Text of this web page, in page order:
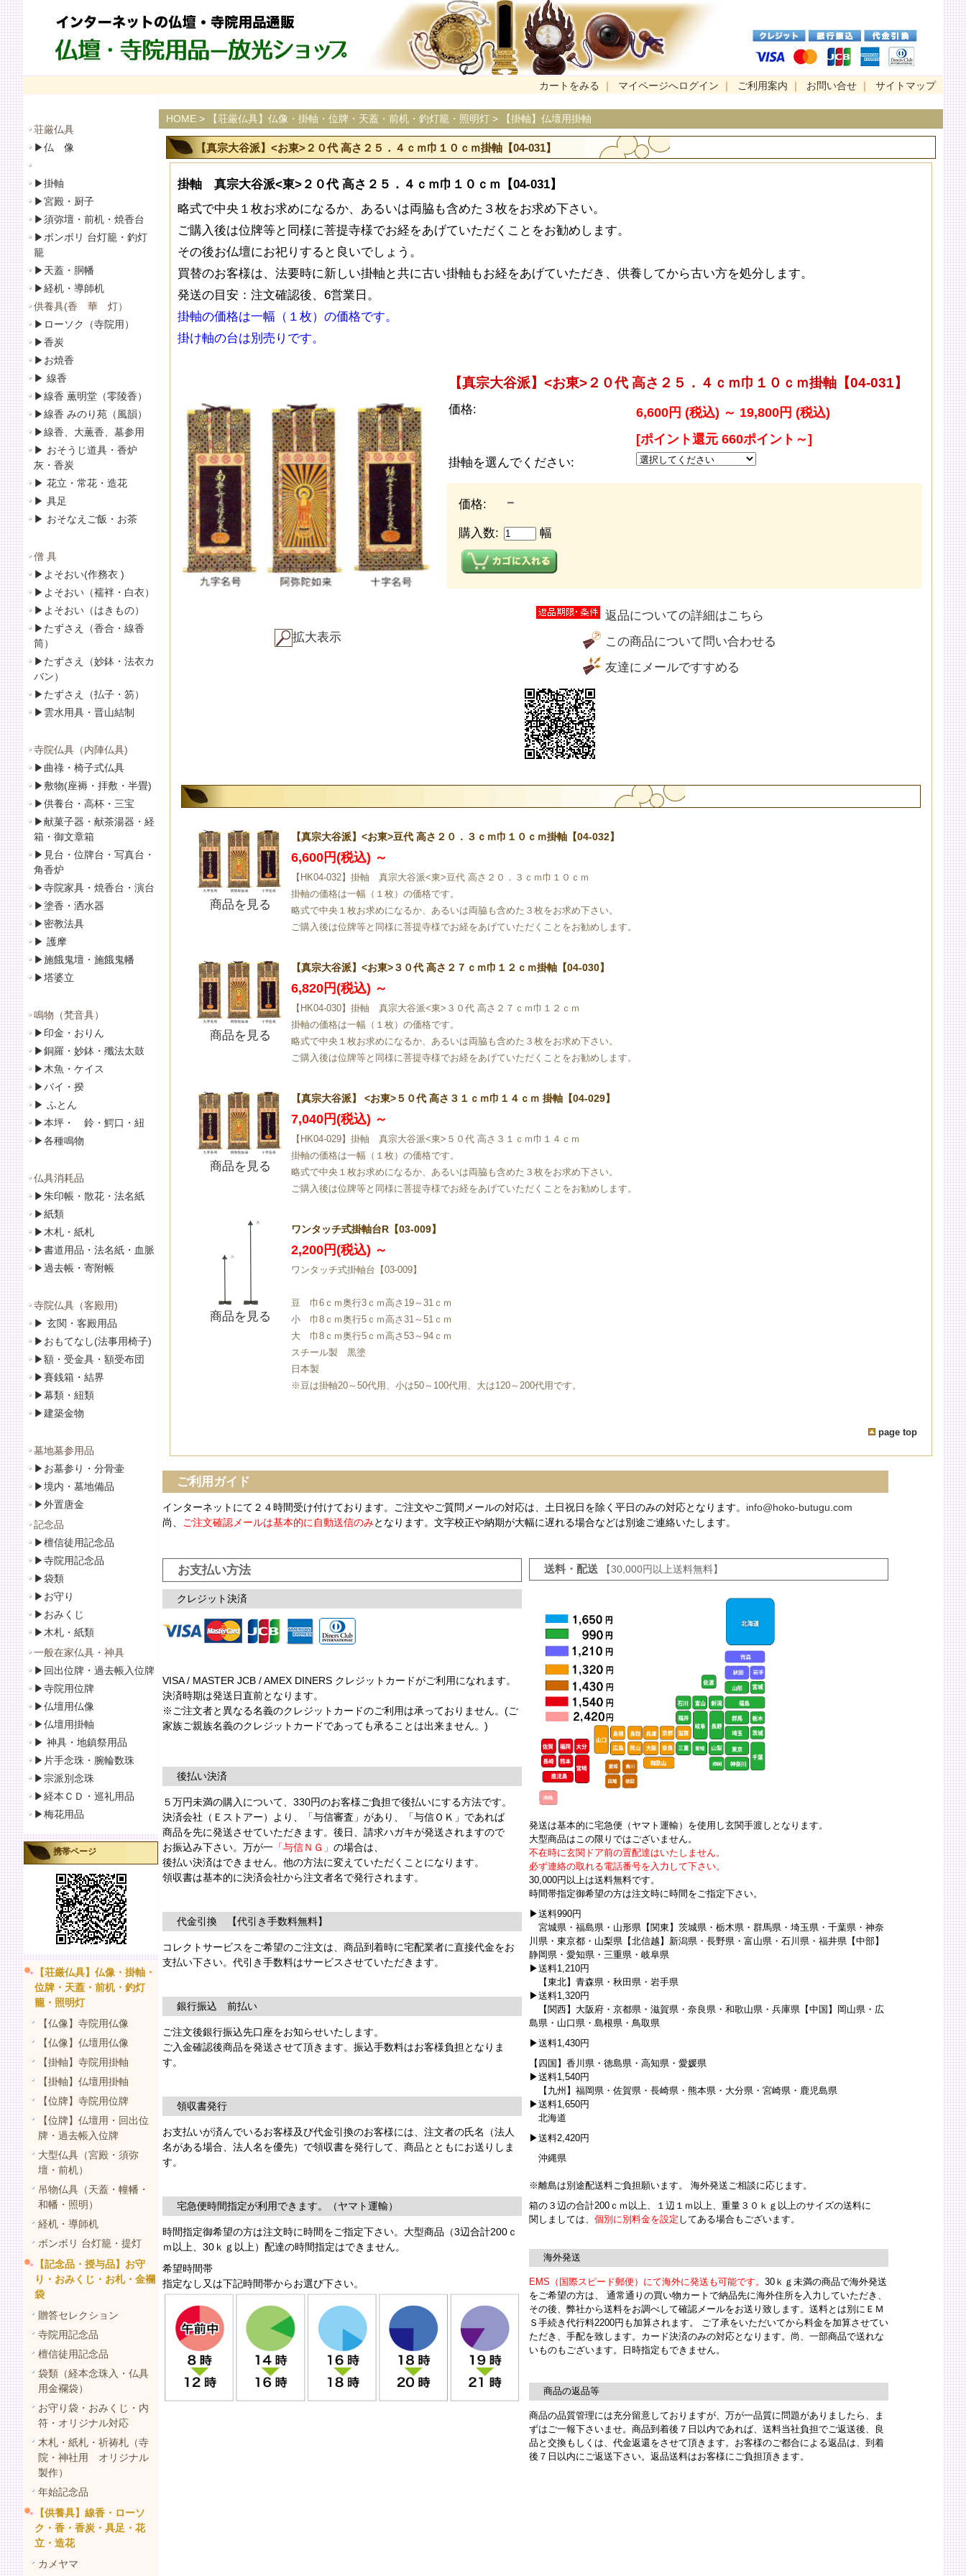
カートをみる ｜ マイページへログイン ｜ ご利用案内 ｜ お問い合せ ｜ サイトマップ
荘厳仏具
▶仏 像
▶掛軸
▶宮殿・厨子
▶須弥壇・前机・焼香台
▶ ボンボリ 台灯籠・釣灯
籠
▶ 天蓋・胴幡
▶経机・導師机
供養具(香 華 灯）
▶ ローソク（寺院用）
▶香炭
▶ お焼香
▶ 線香
▶線香 薫明堂（零陵香）
▶線香 みのり苑（風韻）
▶線香、大薫香、墓参用
▶ おそうじ道具・香炉
灰・香炭
▶ 花立・常花・造花
▶ 具足
▶ おそなえご飯・お茶
僧 具
▶ よそおい(作務衣 )
▶ よそおい（襦袢・白衣）
▶ よそおい（はきもの）
▶ たずさえ（香合・線香
筒）
▶ たずさえ（妙鉢・法衣カ
バン）
▶ たずさえ（払子・笏）
▶ 雲水用具・晋山結制
寺院仏具（内陣仏具)
▶ 曲祿・椅子式仏具
▶ 敷物(座褥・拝敷・半畳)
▶供養台・高杯・三宝
▶献菓子器・献茶湯器・経
箱・御文章箱
▶ 見台・位牌台・写真台・
角香炉
▶寺院家具・焼香台・演台
▶塗香・洒水器
▶ 密教法具
▶ 護摩
▶施餓鬼壇・施餓鬼幡
▶塔婆立
鳴物（梵音具）
▶ 印金・おりん
▶銅羅・妙鉢・殲法太鼓
▶ 木魚・ケイス
▶バイ・揆
▶ ふとん
▶本坪・ 鈴・鰐口・紐
▶各種鳴物
仏具消耗品
▶朱印帳・散花・法名紙
▶紙類
▶ 木札・紙札
▶書道用品・法名紙・血脈
▶過去帳・寄附帳
寺院仏具（客殿用)
▶ 玄関・客殿用品
▶ おもてなし(法事用椅子)
▶額・受金具・額受布団
▶賽銭箱・結界
▶幕類・紐類
▶建築金物
墓地墓参用品
▶ お墓参り・分骨壷
▶境内・墓地備品
▶外置唐金
記念品
▶檀信徒用記念品
▶寺院用記念品
▶袋類
▶ お守り
▶おみくじ
▶ 木札・紙類
一般在家仏具・神具
▶ 回出位牌・過去帳入位牌
▶寺院用位牌
▶仏壇用仏像
▶仏壇用掛軸
▶ 神具・地鎮祭用品
▶ 片手念珠・腕輪数珠
▶ 宗派別念珠
▶経本ＣＤ・巡礼用品
▶梅花用品
携帯ページ
【荘厳仏具】仏像・掛軸・
位牌・天蓋・前机・釣灯
籠・照明灯
【仏像】寺院用仏像
【仏像】仏壇用仏像
【掛軸】寺院用掛軸
【掛軸】仏壇用掛軸
【位牌】寺院用位牌
【位牌】仏壇用・回出位
牌・過去帳入位牌
大型仏具（宮殿・須弥
壇・前机）
吊物仏具（天蓋・幢幡・
和幡・照明）
経机・導師机
ボンボリ 台灯籠・提灯
【記念品・授与品】お守
り・おみくじ・お札・金襴
袋
贈答セレクション
寺院用記念品
檀信徒用記念品
袋類（経本念珠入・仏具
用金襴袋）
お守り袋・おみくじ・内
符・オリジナル対応
木札・紙札・祈祷札（寺
院・神社用 オリジナル
製作）
年始記念品
【供養具】線香・ローソ
ク・香・香炭・具足・花
立・造花
カメヤマ
HOME > 【荘厳仏具】仏像・掛軸・位牌・天蓋・前机・釣灯籠・照明灯 > 【掛軸】仏壇用掛軸
【真宗大谷派】<お東>２０代 高さ２５．４ｃｍ巾１０ｃｍ掛軸【04-031】
掛軸 真宗大谷派<東>２０代 高さ２５．４ｃｍ巾１０ｃｍ【04-031】
略式で中央１枚お求めになるか、あるいは両脇も含めた３枚をお求め下さい。
ご購入後は位牌等と同様に菩提寺様でお経をあげていただくことをお勧めします。
その後お仏壇にお祀りすると良いでしょう。
買替のお客様は、法要時に新しい掛軸と共に古い掛軸もお経をあげていただき、供養してから古い方を処分します。
発送の目安：注文確認後、6営業日。
掛軸の価格は一幅（１枚）の価格です。
掛け軸の台は別売りです。
拡大表示
【真宗大谷派】<お東>２０代 高さ２５．４ｃｍ巾１０ｃｍ掛軸【04-031】
価格: 6,600円 (税込) ～ 19,800円 (税込)
[ポイント還元 660ポイント～]
掛軸を選んでください:
価格: －
購入数: 幅
返品についての詳細はこちら
この商品について問い合わせる
友達にメールですすめる
商品を見る
【真宗大谷派】<お東>豆代 高さ２０．３ｃｍ巾１０ｃｍ掛軸【04-032】
6,600円(税込) ～
【HK04-032】掛軸 真宗大谷派<東>豆代 高さ２０．３ｃｍ巾１０ｃｍ
掛軸の価格は一幅（１枚）の価格です。
略式で中央１枚お求めになるか、あるいは両脇も含めた３枚をお求め下さい。
ご購入後は位牌等と同様に菩提寺様でお経をあげていただくことをお勧めします。
商品を見る
【真宗大谷派】<お東>３０代 高さ２７ｃｍ巾１２ｃｍ掛軸【04-030】
6,820円(税込) ～
【HK04-030】掛軸 真宗大谷派<東>３０代 高さ２７ｃｍ巾１２ｃｍ
掛軸の価格は一幅（１枚）の価格です。
略式で中央１枚お求めになるか、あるいは両脇も含めた３枚をお求め下さい。
ご購入後は位牌等と同様に菩提寺様でお経をあげていただくことをお勧めします。
商品を見る
【真宗大谷派】 <お東>５０代 高さ３１ｃｍ巾１４ｃｍ 掛軸【04-029】
7,040円(税込) ～
【HK04-029】掛軸 真宗大谷派<東>５０代 高さ３１ｃｍ巾１４ｃｍ
掛軸の価格は一幅（１枚）の価格です。
略式で中央１枚お求めになるか、あるいは両脇も含めた３枚をお求め下さい。
ご購入後は位牌等と同様に菩提寺様でお経をあげていただくことをお勧めします。
商品を見る
ワンタッチ式掛軸台R【03-009】
2,200円(税込) ～
ワンタッチ式掛軸台【03-009】
豆 巾6ｃｍ奥行3ｃｍ高さ19～31ｃｍ
小 巾8ｃｍ奥行5ｃｍ高さ31～51ｃｍ
大 巾8ｃｍ奥行5ｃｍ高さ53～94ｃｍ
スチール製 黒塗
日本製
※豆は掛軸20～50代用、小は50～100代用、大は120～200代用です。
page top
ご利用ガイド
インターネットにて２４時間受け付けております。ご注文やご質問メールの対応は、土日祝日を除く平日のみの対応となります。 info@hoko-butugu.com
尚、
ご注文確認メールは基本的に自動送信のみとなります。文字校正や納期が大幅に遅れる場合などは別途ご連絡いたします。
お支払い方法
クレジット決済
VISA / MASTER JCB / AMEX DINERS クレジットカードがご利用になれます。
決済時期は発送日直前となります。
※ご注文者と異なる名義のクレジットカードのご利用は承っておりません。(ご
家族ご親族名義のクレジットカードであっても承ることは出来ません。)
後払い決済
５万円未満の購入について、330円のお客様ご負担で後払いにする方法です。
決済会社（Ｅストアー）より、「与信審査」があり、「与信ＯＫ」であれば
商品を先に発送させていただきます。後日、請求ハガキが発送されますので
お振込み下さい。万が一 「与信ＮＧ」 の場合は、
後払い決済はできません。他の方法に変えていただくことになります。
領収書は基本的に決済会社から注文者名で発行されます。
代金引換 【代引き手数料無料】
コレクトサービスをご希望のご注文は、商品到着時に宅配業者に直接代金をお
支払い下さい。代引き手数料はサービスさせていただきます。
銀行振込 前払い
ご注文後銀行振込先口座をお知らせいたします。
ご入金確認後商品を発送させて頂きます。振込手数料はお客様負担となりま
す。
領収書発行
お支払いが済んでいるお客様及び代金引換のお客様には、注文者の氏名（法人
名がある場合、法人名を優先）で領収書を発行して、商品とともにお送りしま
す。
宅急便時間指定が利用できます。（ヤマト運輸）
時間指定御希望の方は注文時に時間をご指定下さい。大型商品（3辺合計200ｃ
ｍ以上、30ｋｇ以上）配達の時間指定はできません。
希望時間帯
指定なし又は下記時間帯からお選び下さい。
送料・配送 【30,000円以上送料無料】
発送は基本的に宅急便（ヤマト運輸）を使用し玄関手渡しとなります。
大型商品はこの限りではございません。
不在時に玄関ドア前の置配達はいたしません。
必ず連絡の取れる電話番号を入力して下さい。
30,000円以上は送料無料です。
時間帯指定御希望の方は注文時に時間をご指定下さい。
▶送料990円
宮城県・福島県・山形県【関東】茨城県・栃木県・群馬県・埼玉県・千葉県・神奈
川県・東京都・山梨県【北信越】新潟県・長野県・富山県・石川県・福井県【中部】
静岡県・愛知県・三重県・岐阜県
▶送料1,210円
【東北】青森県・秋田県・岩手県
▶送料1,320円
【関西】大阪府・京都県・滋賀県・奈良県・和歌山県・兵庫県【中国】岡山県・広
島県・山口県・島根県・鳥取県
▶送料1,430円
【四国】香川県・徳島県・高知県・愛媛県
▶送料1,540円
【九州】福岡県・佐賀県・長崎県・熊本県・大分県・宮崎県・鹿児島県
▶送料1,650円
北海道
▶送料2,420円
沖縄県
※離島は別途配送料ご負担願います。 海外発送ご相談に応じます。
箱の３辺の合計200ｃｍ以上、１辺１ｍ以上、重量３０ｋｇ以上のサイズの送料に
関しましては、 個別に別料金を設定 してある場合もございます。
海外発送
EMS（国際スピード郵便）にて海外に発送も可能です。 30ｋｇ未満の商品で海外発送
をご希望の方は、 通常通りの買い物カートで納品先に海外住所を入力していただき、
その後、弊社から送料をお調べして確認メールをお送り致します。送料とは別にＥＭ
Ｓ手続き代行料2200円も加算されます。 ご了承をいただいてから料金を加算させてい
ただき、手配を致します。カード決済のみの対応となります。尚、一部商品で送れな
いものもございます。日時指定もできません。
商品の返品等
商品の品質管理には充分留意しておりますが、万が一品質に問題がありましたら、ま
ずはご一報下さいませ。商品到着後７日以内であれば、送料当社負担でご返送後、良
品と交換もしくは、代金返還をさせて頂きます。お客様のご都合による返品は、到着
後７日以内にご返送下さい。返品送料はお客様にご負担頂きます。